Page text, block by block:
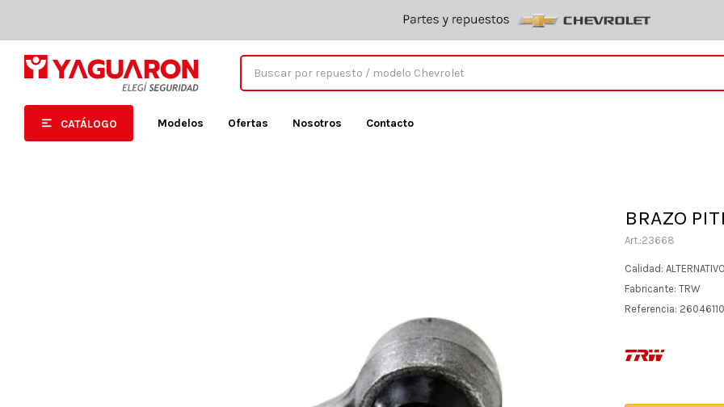
CATÁLOGO Modelos Ofertas Nosotros Contacto
BRAZO
23668
Calidad: ALTERNATIVO
Fabricante: TRW
Referencia: 26046110